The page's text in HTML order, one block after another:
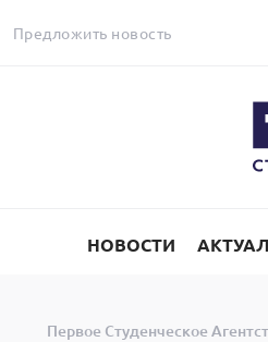
Предложить новость
НОВОСТИ
Первое Студенческое